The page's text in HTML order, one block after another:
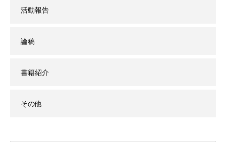
活動報告
論稿
書籍紹介
その他